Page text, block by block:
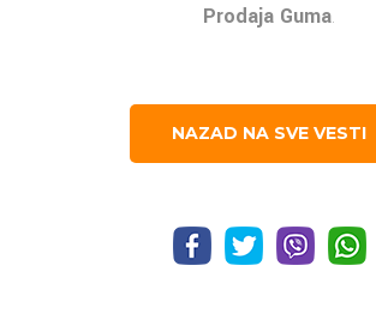
Prodaja Guma.
NAZAD NA SVE VESTI